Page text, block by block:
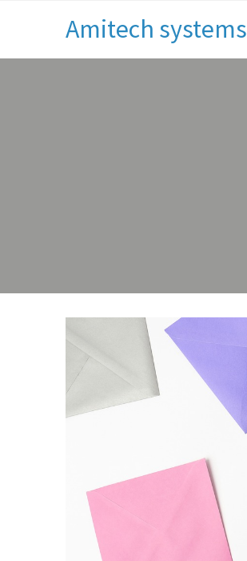
Amitech systems